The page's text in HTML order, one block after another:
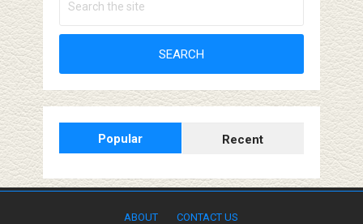
Popular Recent
ABOUT CONTACT US